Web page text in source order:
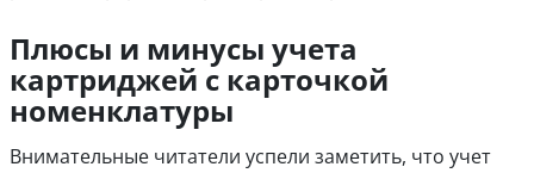
Плюсы и минусы учета
картриджей с карточкой
номенклатуры
Внимательные читатели успели заметить, что учет